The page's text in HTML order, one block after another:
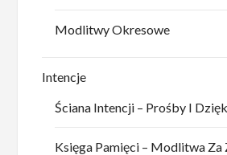
Modlitwy Okresowe
Intencje
Ściana Intencji – Prośby I
Księga Pamięci – Modlitwa Za